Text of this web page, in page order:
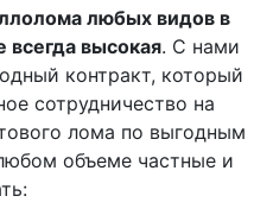
любых видов в
высокая. С нами
контракт, который
сотрудничество на
лома по выгодным
объеме частные и